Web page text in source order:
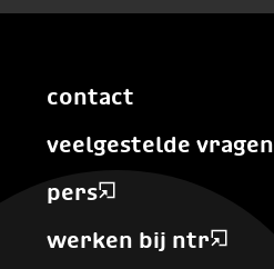
contact
veelgestelde vragen
pers
werken bij ntr